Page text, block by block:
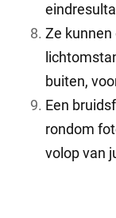
Ze
buiten,
Een
rondom
volop van